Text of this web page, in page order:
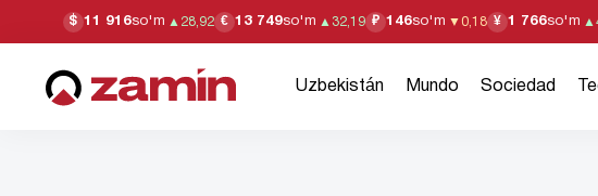
$ 11 916so'm ▲ 28,92 € 13 749so'm ▲ 32,19 ₽ 146so'm ▼ 0,18 ¥ 1 766so'm ▲
Uzbekistán Mundo Sociedad